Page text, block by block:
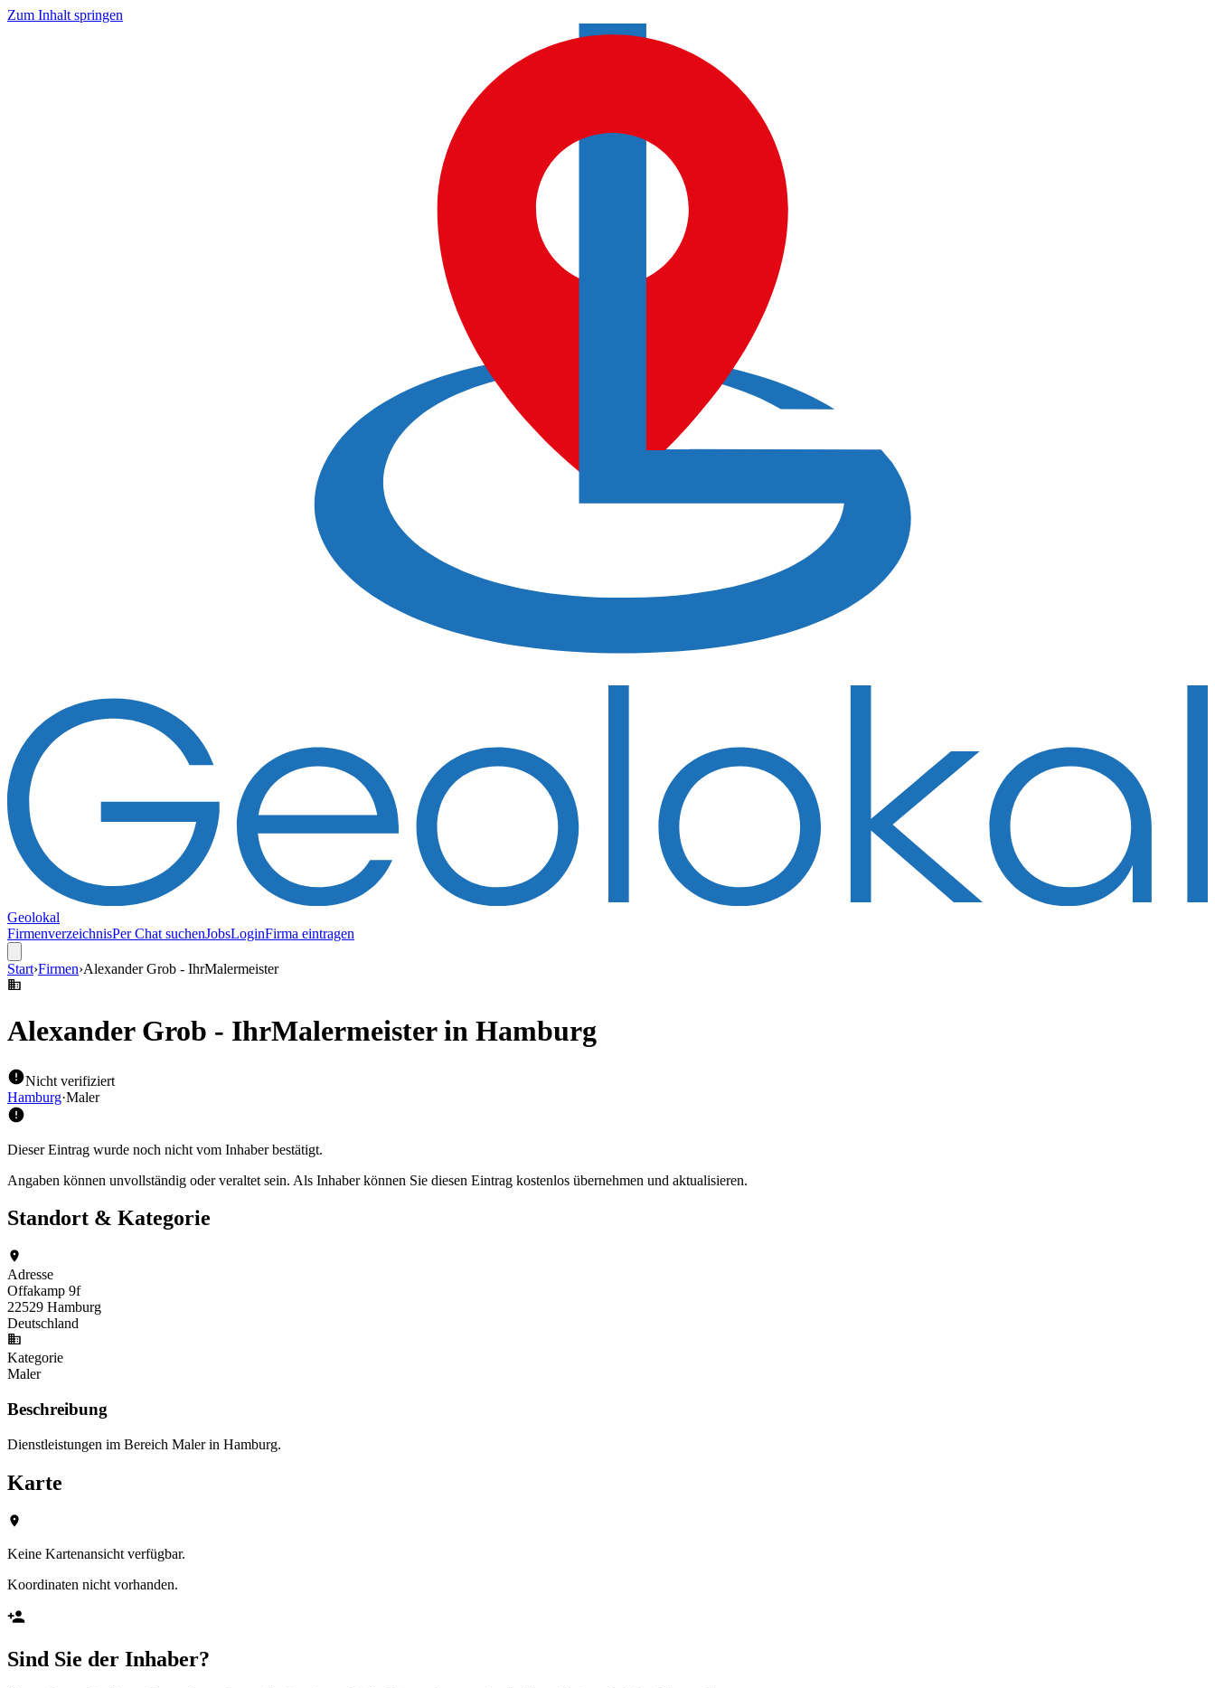
Zum Inhalt springen
Geolokal
FirmenverzeichnisPer Chat suchenJobsLoginFirma eintragen
Start›Firmen›Alexander Grob - IhrMalermeister
Alexander Grob - IhrMalermeisterin Hamburg
Nicht verifiziert
Hamburg·Maler
Dieser Eintrag wurde noch nicht vom Inhaber bestätigt.
Angaben können unvollständig oder veraltet sein. Als Inhaber können Sie diesen Eintrag kostenlos übernehmen und aktualisieren.
Standort & Kategorie
Adresse
Offakamp 9f
22529 Hamburg
Deutschland
Kategorie
Maler
Beschreibung
Dienstleistungen im Bereich Maler in Hamburg.
Karte
Keine Kartenansicht verfügbar.
Koordinaten nicht vorhanden.
Sind Sie der Inhaber?